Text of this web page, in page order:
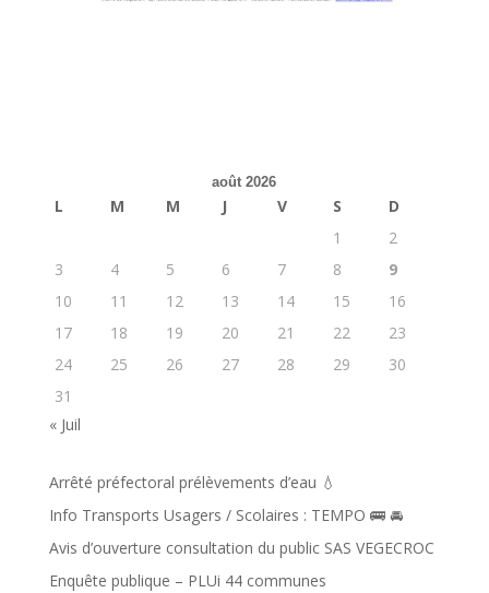
août 2026
L M M J V S
D
1
2
3
4 5 6 7 8
9
10
11 12 13 14 15
16
17
18 19 20 21 22
23
24
25 26 27 28 29
30
31
« Juil
Arrêté préfectoral prélèvements d’eau 💧
Info Transports Usagers / Scolaires : TEMPO 🚌 🚘️
Avis d’ouverture consultation du public SAS VEGECROC
Enquête publique – PLUi 44 communes